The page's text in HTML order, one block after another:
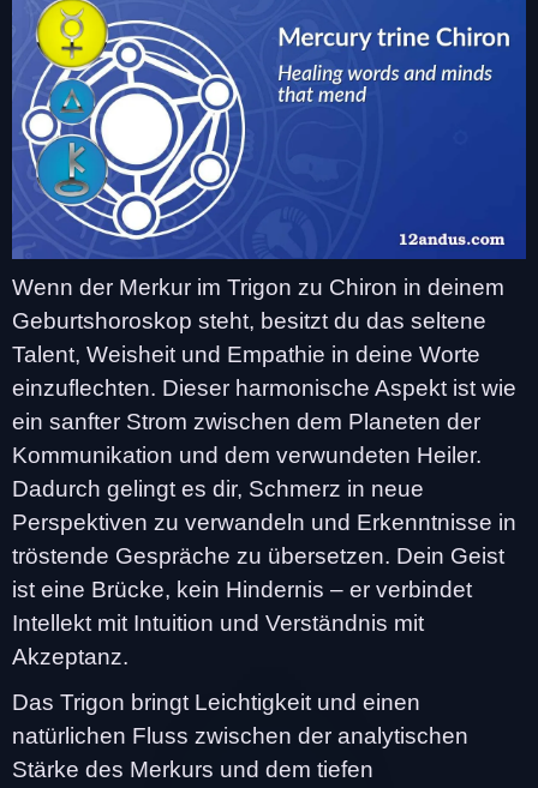
Wenn der Merkur im Trigon zu Chiron in deinem
Geburtshoroskop steht, besitzt du das seltene
Talent, Weisheit und Empathie in deine Worte
einzuflechten. Dieser harmonische Aspekt ist wie
ein sanfter Strom zwischen dem Planeten der
Kommunikation und dem verwundeten Heiler.
Dadurch gelingt es dir, Schmerz in neue
Perspektiven zu verwandeln und Erkenntnisse in
tröstende Gespräche zu übersetzen. Dein Geist
ist eine Brücke, kein Hindernis – er verbindet
Intellekt mit Intuition und Verständnis mit
Akzeptanz.
Das Trigon bringt Leichtigkeit und einen
natürlichen Fluss zwischen der analytischen
Stärke des Merkurs und dem tiefen